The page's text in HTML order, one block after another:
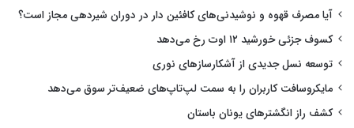
آیا مصرف قهوه و نوشیدنی‌های کافئین دار در دوران شیردهی مجاز است؟
کسوف جزئی خورشید ۱۲ اوت رخ می‌دهد
توسعه نسل جدیدی از آشکارسازهای نوری
مایکروسافت کاربران را به سمت لپ‌تاپ‌های ضعیف‌تر سوق می‌دهد
کشف راز انگشترهای یونان باستان